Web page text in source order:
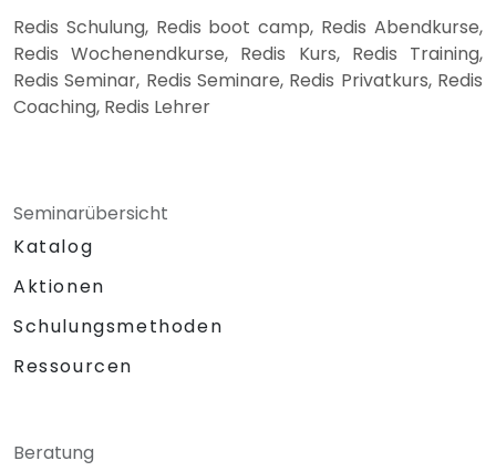
Redis Schulung, Redis boot camp, Redis Abendkurse,
Redis Wochenendkurse, Redis Kurs, Redis Training,
Redis Seminar, Redis Seminare, Redis Privatkurs, Redis
Coaching, Redis Lehrer
Seminarübersicht
Katalog
Aktionen
Schulungsmethoden
Ressourcen
Beratung